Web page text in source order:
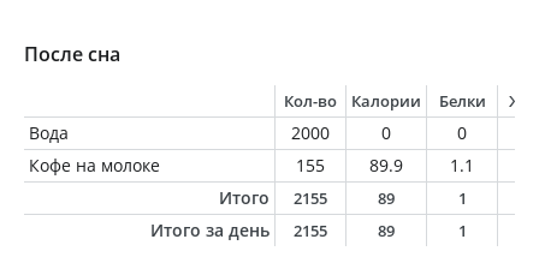
После сна
Кол-во Калории Белки
Вода 2000 0 0
Кофе на молоке
155 89.9 1.1
Итого
2155 89 1
Итого за день 2155 89 1